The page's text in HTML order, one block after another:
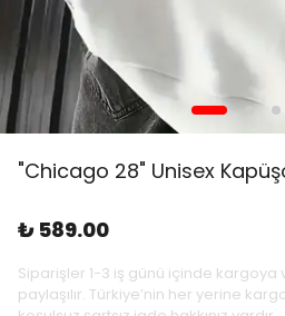
"Chicago 28" Unisex
₺ 589.00
Siparişler 1-3 iş günü içinde kargoya
paylaşılır. Türkiye’nin her yerine